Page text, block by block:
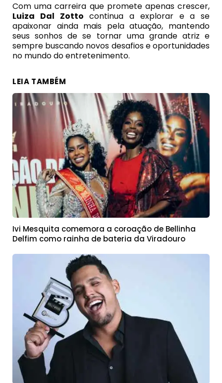
Com uma carreira que promete apenas crescer,
Luiza Dal Zotto continua a explorar e a se
apaixonar ainda mais pela atuação, mantendo
seus sonhos de se tornar uma grande atriz e
sempre buscando novos desafios e oportunidades
no mundo do entretenimento.
LEIA TAMBÉM
Ivi Mesquita comemora a coroação de Bellinha
Delfim como rainha de bateria da Viradouro